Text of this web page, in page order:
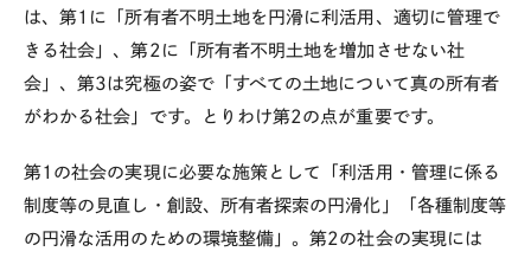
は、第1に「所有者不明土地を円滑に利活用、適切に管理で
きる社会」、第2に「所有者不明土地を増加させない社
会」、第3は究極の姿で「すべての土地について真の所有者
がわかる社会」です。とりわけ第2の点が重要です。
第1の社会の実現に必要な施策として「利活用・管理に係る
制度等の見直し・創設、所有者探索の円滑化」「各種制度等
の円滑な活用のための環境整備」。第2の社会の実現には